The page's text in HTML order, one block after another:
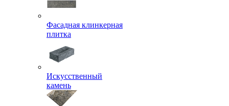
Фасадная клинкерная
плитка
Искусственный
камень